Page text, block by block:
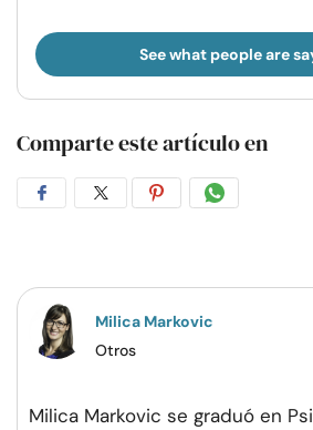
See what people are
Comparte este artículo en
CompartirCompartirCompartirCompartir
Milica Markovic
Otros
Milica Markovic se graduó en